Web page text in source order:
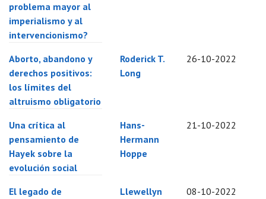
problema mayor al
imperialismo y al
intervencionismo?
Aborto, abandono y
derechos positivos:
los límites del
altruismo obligatorio
Roderick T.
Long
26-10-2022
Una crítica al
pensamiento de
Hayek sobre la
evolución social
Hans-
Hermann
Hoppe
21-10-2022
El legado de
Llewellyn
08-10-2022